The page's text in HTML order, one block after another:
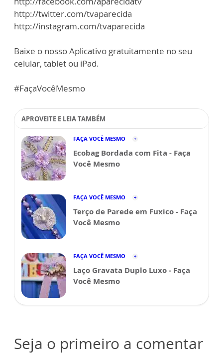
http://twitter.com/tvaparecida
http://instagram.com/tvaparecida
Baixe o nosso Aplicativo gratuitamente no seu
celular, tablet ou iPad.
#FaçaVocêMesmo
APROVEITE E LEIA TAMBÉM
FAÇA VOCÊ MESMO
Ecobag Bordada com Fita - Faça
Você Mesmo
FAÇA VOCÊ MESMO
Terço de Parede em Fuxico - Faça
Você Mesmo
FAÇA VOCÊ MESMO
Laço Gravata Duplo Luxo - Faça
Você Mesmo
Seja o primeiro a comentar